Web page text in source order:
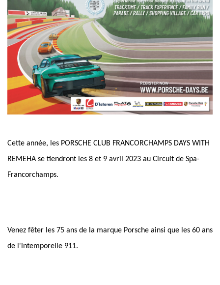
Cette année, les PORSCHE CLUB FRANCORCHAMPS DAYS WITH
REMEHA se tiendront les 8 et 9 avril 2023 au Circuit de Spa-
Francorchamps.
Venez fêter les 75 ans de la marque Porsche ainsi que les 60 ans
de l'intemporelle 911.